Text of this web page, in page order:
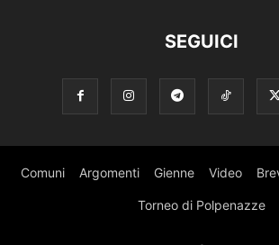
SEGUICI
Comuni Argomenti Gienne Video
Torneo di Polpenazze